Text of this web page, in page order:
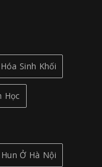
Sinh Khối
Học
Ở Hà Nội